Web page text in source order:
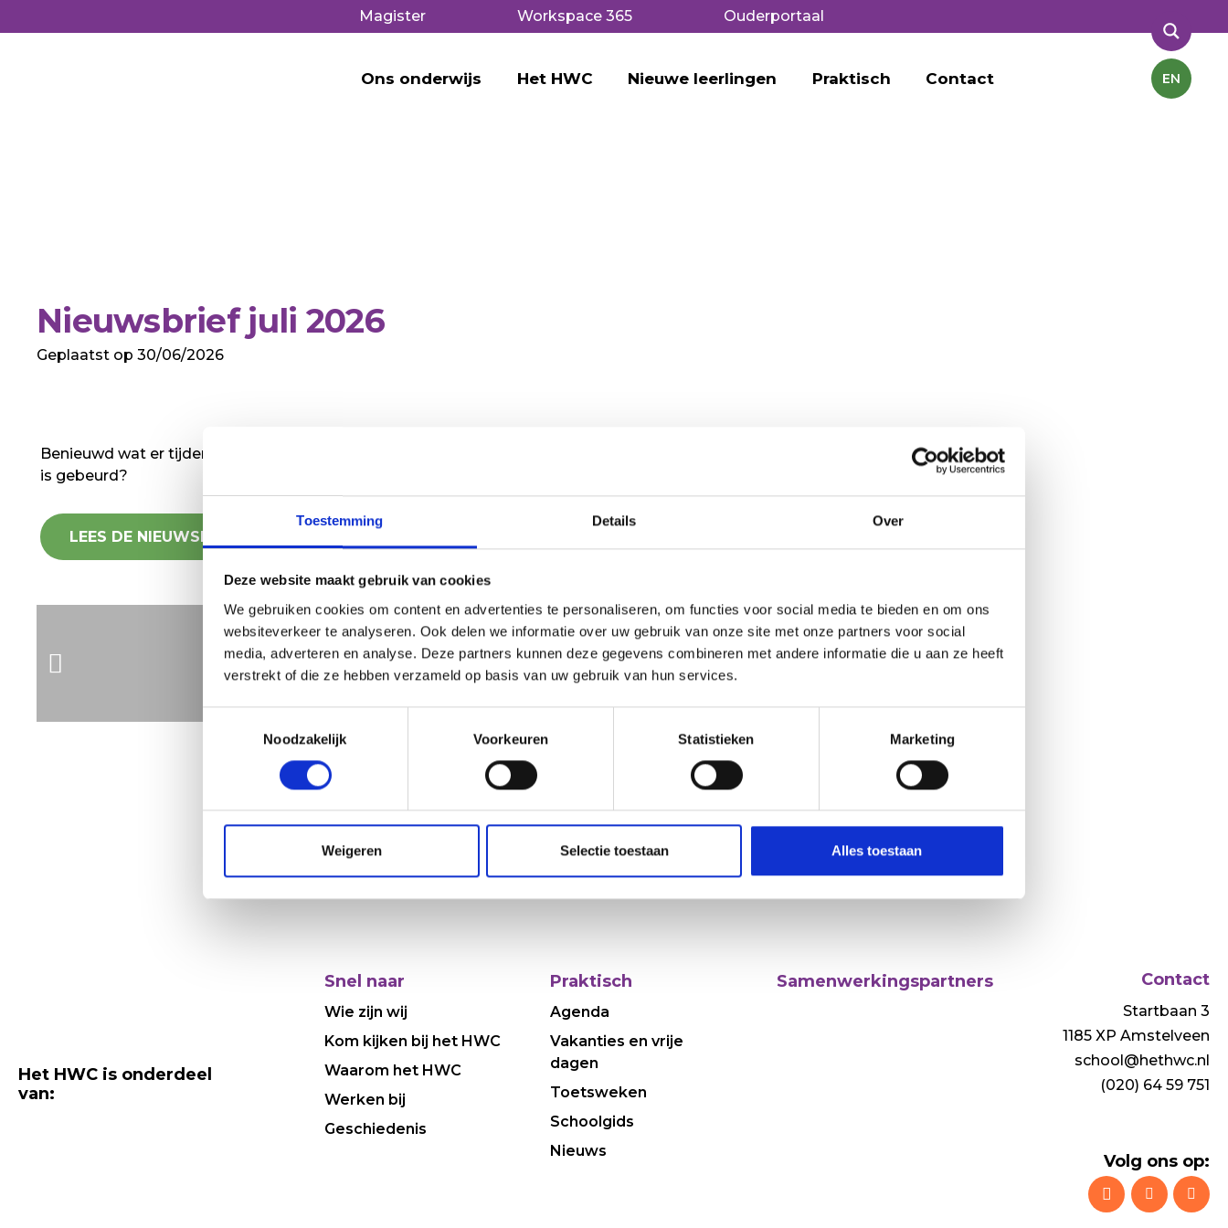
Toestemming Details Over
Deze website maakt gebruik van cookies
We gebruiken cookies om content en advertenties te personaliseren, om functies voor social media te bieden en om ons
websiteverkeer te analyseren. Ook delen we informatie over uw gebruik van onze site met onze partners voor social
media, adverteren en analyse. Deze partners kunnen deze gegevens combineren met andere informatie die u aan ze heeft
verstrekt of die ze hebben verzameld op basis van uw gebruik van hun services.
Noodzakelijk
Voorkeuren Statistieken Marketing
Weigeren Selectie toestaan Alles toestaan
Magister Workspace 365 Ouderportaal
Ons onderwijs Het HWC Nieuwe leerlingen Praktisch Contact EN
Nieuwsbrief juli 2026
Geplaatst op 30/06/2026
Benieuwd wat er tijdens de laatste schoolweken allemaal op het HWC
is gebeurd?
LEES DE NIEUWSBRIEF HIER
Het HWC is onderdeel
van:
Snel naar
Wie zijn wij
Kom kijken bij het HWC
Waarom het HWC
Werken bij
Geschiedenis
Praktisch
Agenda
Vakanties en vrije
dagen
Toetsweken
Schoolgids
Nieuws
Samenwerkingspartners Contact
Startbaan 3
1185 XP Amstelveen
school@hethwc.nl
(020) 64 59 751
Volg ons op: